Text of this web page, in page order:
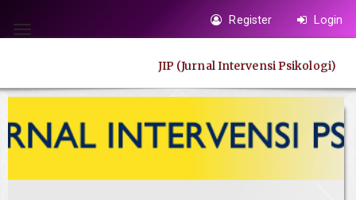
jump
content
Navigation
Toggle
Register Login
JIP (Jurnal Intervensi Psikologi)